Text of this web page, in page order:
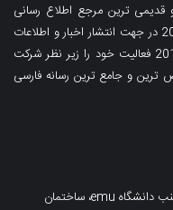
و قدیمی ترین مرجع اطلاع رسانی
فارسی زبان در قبرس فعالیت خود را از سال 2014 در جهت انتشار اخبار و اطلاعات
در حوزه های مختلف آغاز کرده و از آغاز سال 2019 فعالیت خود را زیر نظر شرکت
ترین و جامع ترین رسانه فارسی
قبرس شمالی، فاماگوستا، خیابان سالامیس، جنب دانشگاه emu، ساختمان